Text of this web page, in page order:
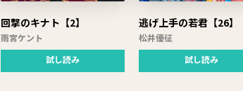
回撃のキナト【2】
雨宮ケント
試し読み
逃げ上手の若君【26】
松井優征
試し読み